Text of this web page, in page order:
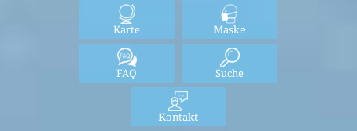
Karte Maske
FAQ Suche
Kontakt